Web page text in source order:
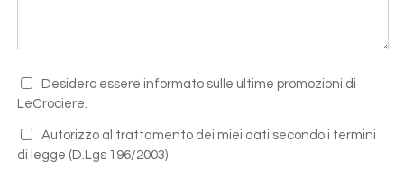
Desidero essere informato sulle ultime promozioni di
LeCrociere.
Autorizzo al trattamento dei miei dati secondo i termini
di legge (D.Lgs 196/2003)